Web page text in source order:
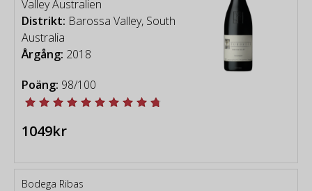
Valley Australien
Distrikt: Barossa Valley, South
Australia
Årgång: 2018
Poäng: 98/100
1049kr
Bodega Ribas